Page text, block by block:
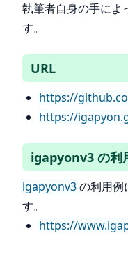
執筆者自身の手によ
す。
URL
https://
https://
igapyonv3 の利
igapyonv3の利用例
す。
https://